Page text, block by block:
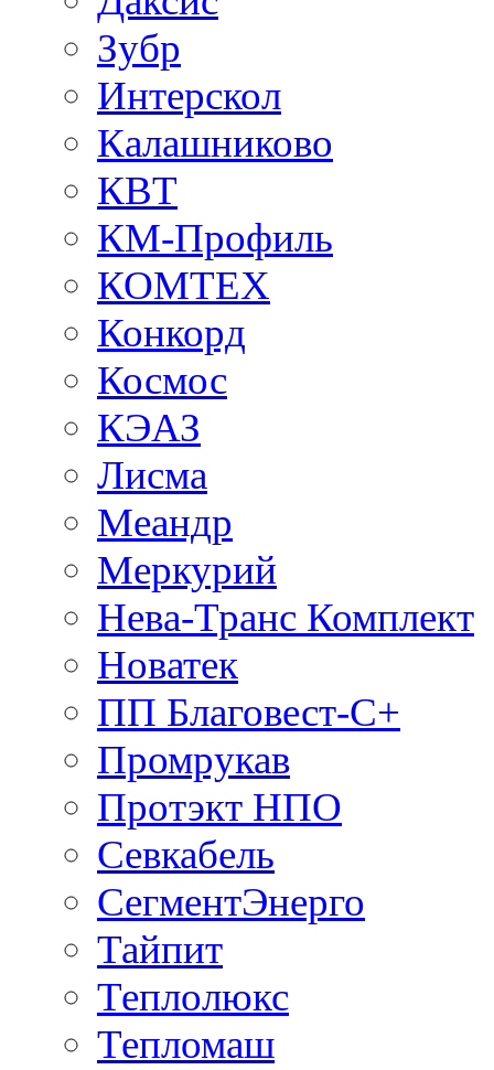
Зубр
Интерскол
Калашниково
КВТ
КМ-Профиль
КОМТЕХ
Конкорд
Космос
КЭАЗ
Лисма
Меандр
Меркурий
Нева-Транс Комплект
Новатек
ПП Благовест-С+
Промрукав
Протэкт НПО
Севкабель
СегментЭнерго
Тайпит
Теплолюкс
Тепломаш